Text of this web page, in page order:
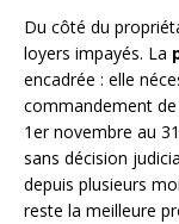
Du côté du
loyers impayés. La
encadrée : elle
commandement
1er novembre au
sans décision
depuis plusieurs
reste la meilleure